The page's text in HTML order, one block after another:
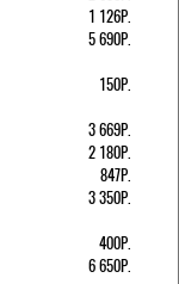
1 126Р.
5 690Р.
150Р.
3 669Р.
2 180Р.
847Р.
3 350Р.
400Р.
6 650Р.